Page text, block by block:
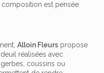
composition est pensée
Alloin Fleurs propose
réalisées avec
coussins ou